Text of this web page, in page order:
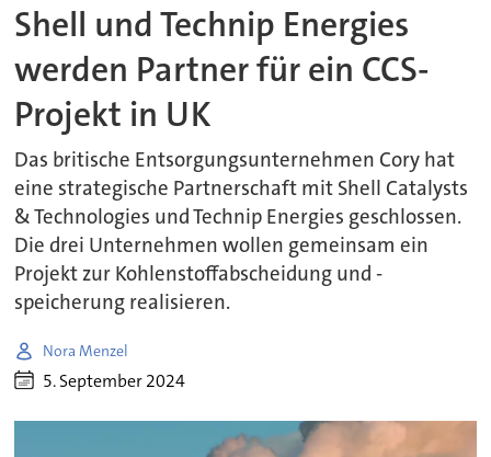
Shell und Technip Energies
werden Partner für ein CCS-
Projekt in UK
Das britische Entsorgungsunternehmen Cory hat
eine strategische Partnerschaft mit Shell Catalysts
& Technologies und Technip Energies geschlossen.
Die drei Unternehmen wollen gemeinsam ein
Projekt zur Kohlenstoffabscheidung und -
speicherung realisieren.
Nora Menzel
5. September 2024